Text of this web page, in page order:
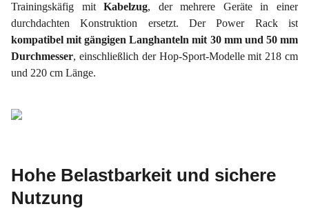
Trainingskäfig mitKabelzug, der mehrere Geräte in einer
durchdachten Konstruktion ersetzt. Der Power Rack ist
kompatibel mit gängigen Langhanteln mit 30 mm und 50 mm
Durchmesser, einschließlich der Hop-Sport-Modelle mit 218 cm
und 220 cm Länge.
Hohe Belastbarkeit und sichere
Nutzung